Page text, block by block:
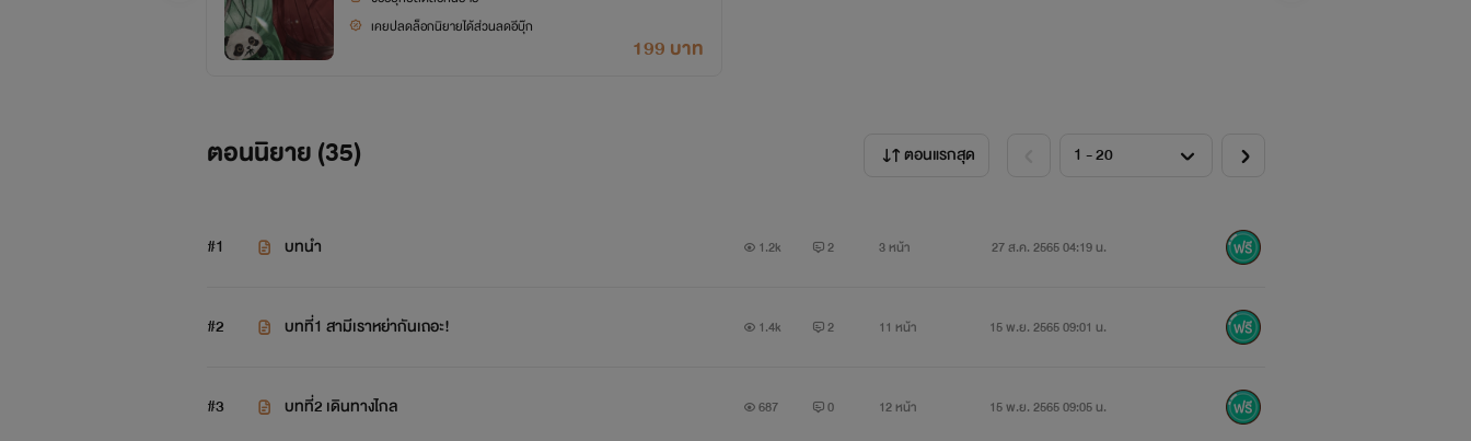
เคยปลดล็อกนิยายได้ส่วนลดอีบุ๊ก
199 บาท
ตอนนิยาย (35) ตอนแรกสุด
#1 บทนำ 1.2k 2 3 หน้า 27 ส.ค. 2565 04:19 น.
#2 บทที่1 สามีเราหย่ากันเถอะ! 1.4k 2 11 หน้า 15 พ.ย. 2565 09:01 น.
#3 บทที่2 เดินทางไกล 687 0 12 หน้า 15 พ.ย. 2565 09:05 น.